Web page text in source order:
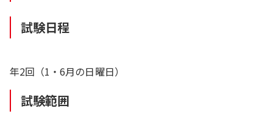
試験日程
年2回（1・6月の日曜日）
試験範囲